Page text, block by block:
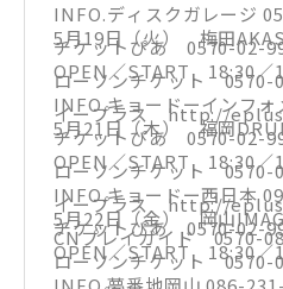
INFO.ディスクガレージ
チケットぴあ 0570-02-
ローソンチケット
イープラス http://
5月19日（火） 梅田
OPEN／START 18:30／
INFO.キョードーインフ
チケットぴあ 0570-02-
ローソンチケット 0570-
イープラス http://
CNプレイガイド 0570-
5月21日（木） 福岡
OPEN／START 18:30／
INFO.キョードー西日本
チケットぴあ 0570-02-
ローソンチケット
5月22日（金） 岡山
OPEN／START 18:30／